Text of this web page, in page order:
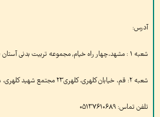
آدرس:
شعبه ۱ : مشهد،چهار راه خیام, مجموعه تربیت بدنی آستان قدس
شعبه ۲: قم، خیابان کلهری، کلهری۲۳ مجتمع شهید کلهری، شتاب دهنده صدران
تلفن تماس: ۰۵۱۳۷۶۱۰۶۸۹